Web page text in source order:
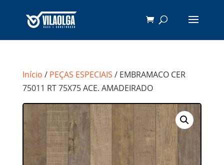
Início / PEÇAS ESPECIAIS / EMBRAMACO CER
75011 RT 75X75 ACE. AMADEIRADO